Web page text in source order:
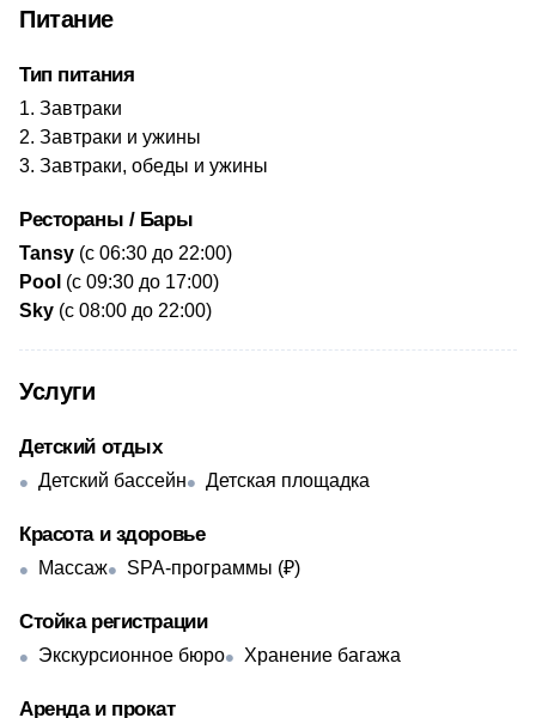
Питание
Тип питания
Завтраки
Завтраки и ужины
Завтраки, обеды и ужины
Рестораны / Бары
Tansy (с 06:30 до 22:00)
​Pool (с 09:30 до 17:00)
Sky (с 08:00 до 22:00)
Услуги
Детский отдых
Детский бассейн Детская площадка
Красота и здоровье
Массаж SPA-программы (₽)
Стойка регистрации
Экскурсионное бюро Хранение багажа
Аренда и прокат